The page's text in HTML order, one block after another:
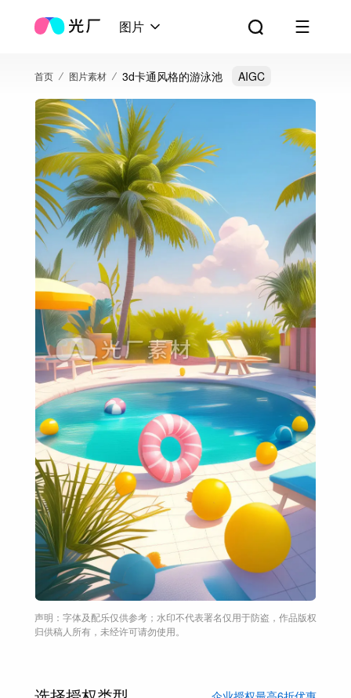
图片
首页 图片素材 3d卡通风格的游泳池 AIGC
声明：字体及配乐仅供参考；水印不代表署名仅用于防盗，作品版权
归供稿人所有，未经许可请勿使用。